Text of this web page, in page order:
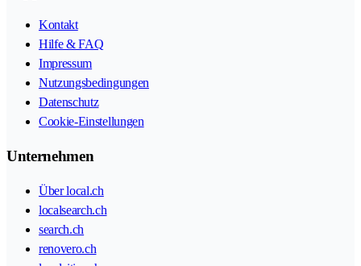
Kontakt
Hilfe & FAQ
Impressum
Nutzungsbedingungen
Datenschutz
Cookie-Einstellungen
Unternehmen
Über local.ch
localsearch.ch
search.ch
renovero.ch